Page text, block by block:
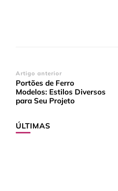
Navegação
de
post
Artigo anterior
Portões de Ferro
Modelos: Estilos Diversos
para Seu Projeto
ÚLTIMAS